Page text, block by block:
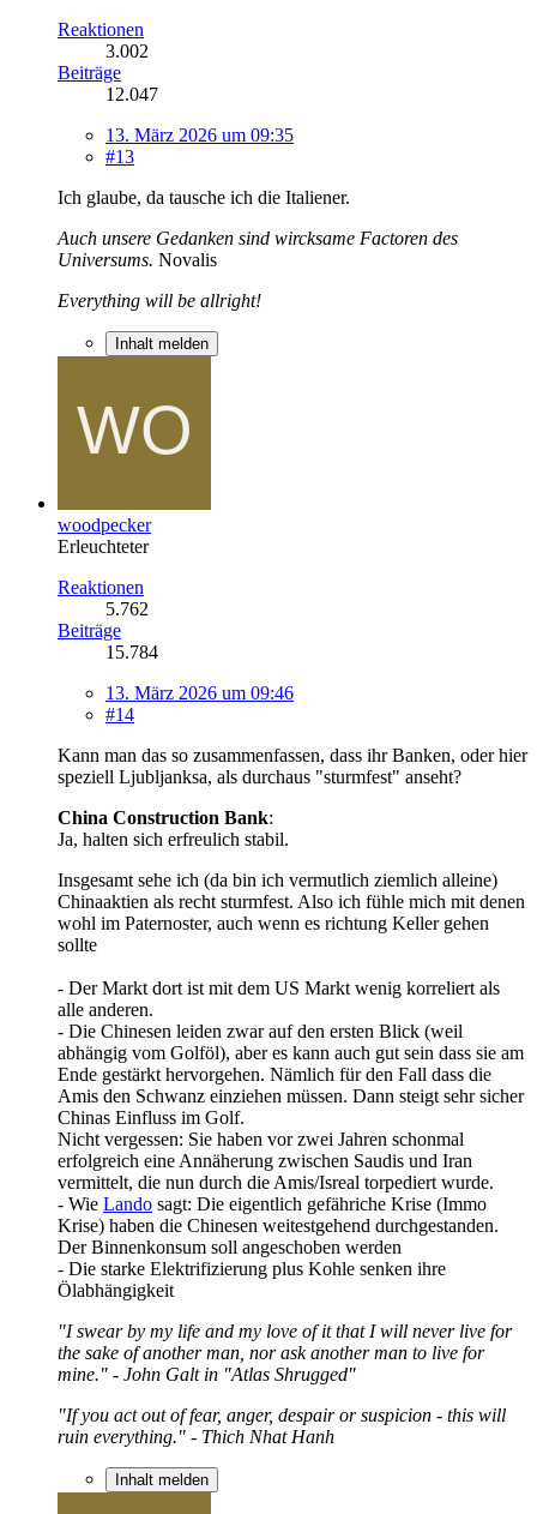
Reaktionen
3.002
Beiträge
12.047
13. März 2026 um 09:35
#13
Ich glaube, da tausche ich die Italiener.
Auch unsere Gedanken sind wircksame Factoren des
Universums. Novalis
Everything will be allright!
Inhalt melden
woodpecker
Erleuchteter
Reaktionen
5.762
Beiträge
15.784
13. März 2026 um 09:46
#14
Kann man das so zusammenfassen, dass ihr Banken, oder hier
speziell Ljubljanksa, als durchaus "sturmfest" anseht?
China Construction Bank:
Ja, halten sich erfreulich stabil.
Insgesamt sehe ich (da bin ich vermutlich ziemlich alleine)
Chinaaktien als recht sturmfest. Also ich fühle mich mit denen
wohl im Paternoster, auch wenn es richtung Keller gehen
sollte
- Der Markt dort ist mit dem US Markt wenig korreliert als
alle anderen.
- Die Chinesen leiden zwar auf den ersten Blick (weil
abhängig vom Golföl), aber es kann auch gut sein dass sie am
Ende gestärkt hervorgehen. Nämlich für den Fall dass die
Amis den Schwanz einziehen müssen. Dann steigt sehr sicher
Chinas Einfluss im Golf.
Nicht vergessen: Sie haben vor zwei Jahren schonmal
erfolgreich eine Annäherung zwischen Saudis und Iran
vermittelt, die nun durch die Amis/Isreal torpediert wurde.
- Wie Lando sagt: Die eigentlich gefähriche Krise (Immo
Krise) haben die Chinesen weitestgehend durchgestanden.
Der Binnenkonsum soll angeschoben werden
- Die starke Elektrifizierung plus Kohle senken ihre
Ölabhängigkeit
"I swear by my life and my love of it that I will never live for
the sake of another man, nor ask another man to live for
mine." - John Galt in "Atlas Shrugged"
"If you act out of fear, anger, despair or suspicion - this will
ruin everything." - Thich Nhat Hanh
Inhalt melden